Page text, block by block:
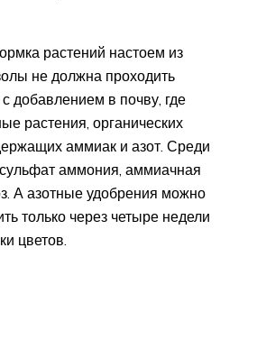
растений настоем из
не должна проходить
добавлением в почву, где
растения, органических
аммиак и азот. Среди
аммония, аммиачная
А азотные удобрения можно
только через четыре недели
цветов.